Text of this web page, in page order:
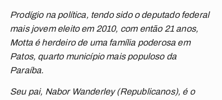
Prodígio na política, tendo sido o deputado federal
mais jovem eleito em 2010, com então 21 anos,
Motta é herdeiro de uma família poderosa em
Patos, quarto município mais populoso da
Paraíba.
Seu pai, Nabor Wanderley (Republicanos), é o